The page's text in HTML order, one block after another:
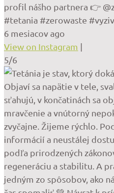
profil nášho partnera 👉
#tetania #zerowaste
6 mesiacov ago
View on Instagram |
5/6